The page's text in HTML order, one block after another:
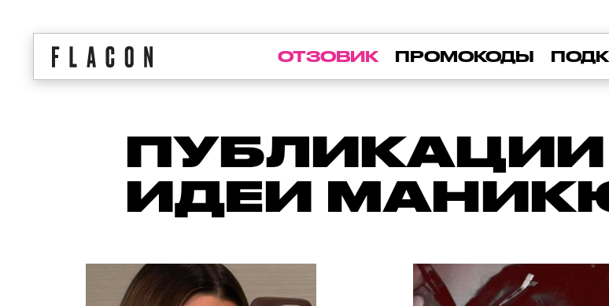
ОТЗОВИК ПРОМОКОДЫ
ПУБЛИКАЦИИ
ИДЕИ